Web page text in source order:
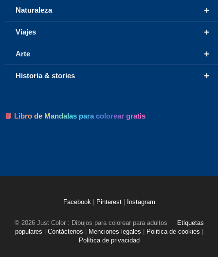
+
Naturaleza
+
Viajes
+
Arte
+
Historia & stories
📘 Libro de Mandalas para colorear gratis
Facebook Pinterest Instagram
© 2026 Just Color : Dibujos para colorear para adultos
Etiquetas
populares
Contáctenos Menciones legales Politica de cookies
Política de privacidad